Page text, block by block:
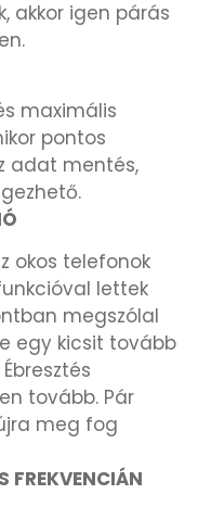
akkor igen párás
maximális
pontos
adat mentés,
okos telefonok
lettek
megszólal
egy kicsit tovább
tovább. Pár
meg fog